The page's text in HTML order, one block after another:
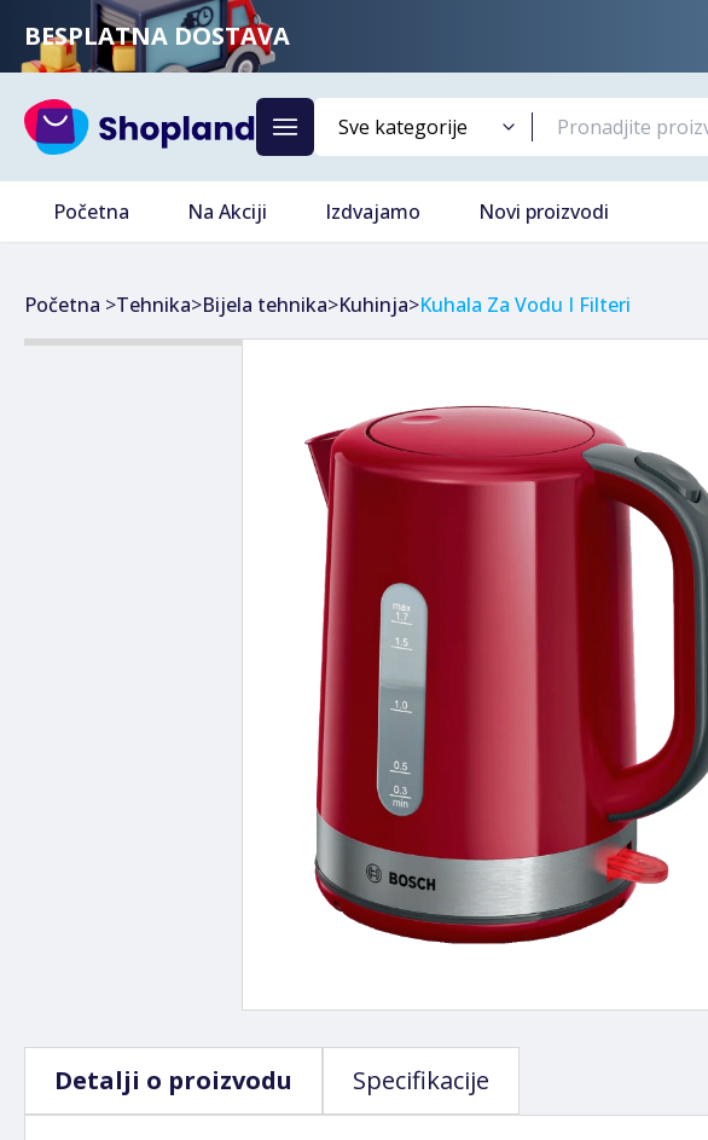
BESPLATNA DOSTAVA
Početna Na Akciji Izdvajamo Novi proizvodi
Početna >Tehnika>Bijela tehnika>Kuhinja>Kuhala Za Vodu I Filteri
Detalji o proizvodu Specifikacije